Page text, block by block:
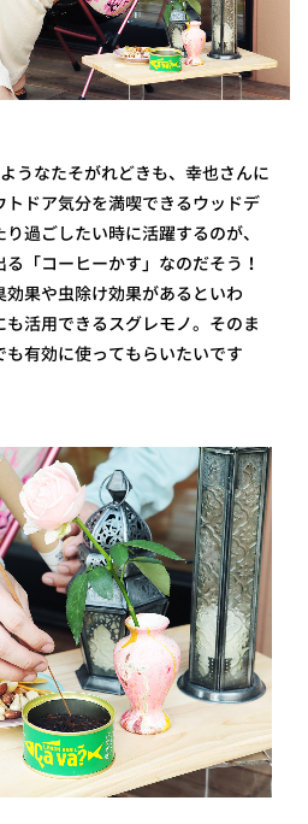
うなたそがれどきも、幸也さんに
トドア気分を満喫できるウッドデ
過ごしたい時に活躍するのが、
「コーヒーかす」なのだそう！
効果や虫除け効果があるといわ
活用できるスグレモノ。そのま
有効に使ってもらいたいです